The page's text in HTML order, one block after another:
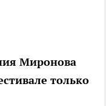
Миронова
только